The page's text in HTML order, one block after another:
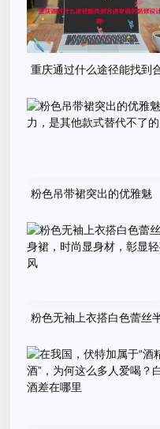
重庆通过什么途径能找到
粉色吊带裙突出的优雅魅
粉色无袖上衣搭白色蕾丝
风